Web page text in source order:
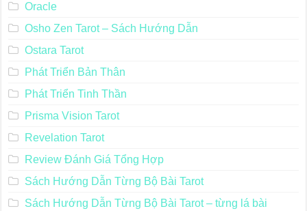
Oracle
Osho Zen Tarot – Sách Hướng Dẫn
Ostara Tarot
Phát Triển Bản Thân
Phát Triển Tinh Thần
Prisma Vision Tarot
Revelation Tarot
Review Đánh Giá Tổng Hợp
Sách Hướng Dẫn Từng Bộ Bài Tarot
Sách Hướng Dẫn Từng Bộ Bài Tarot – từng lá bài